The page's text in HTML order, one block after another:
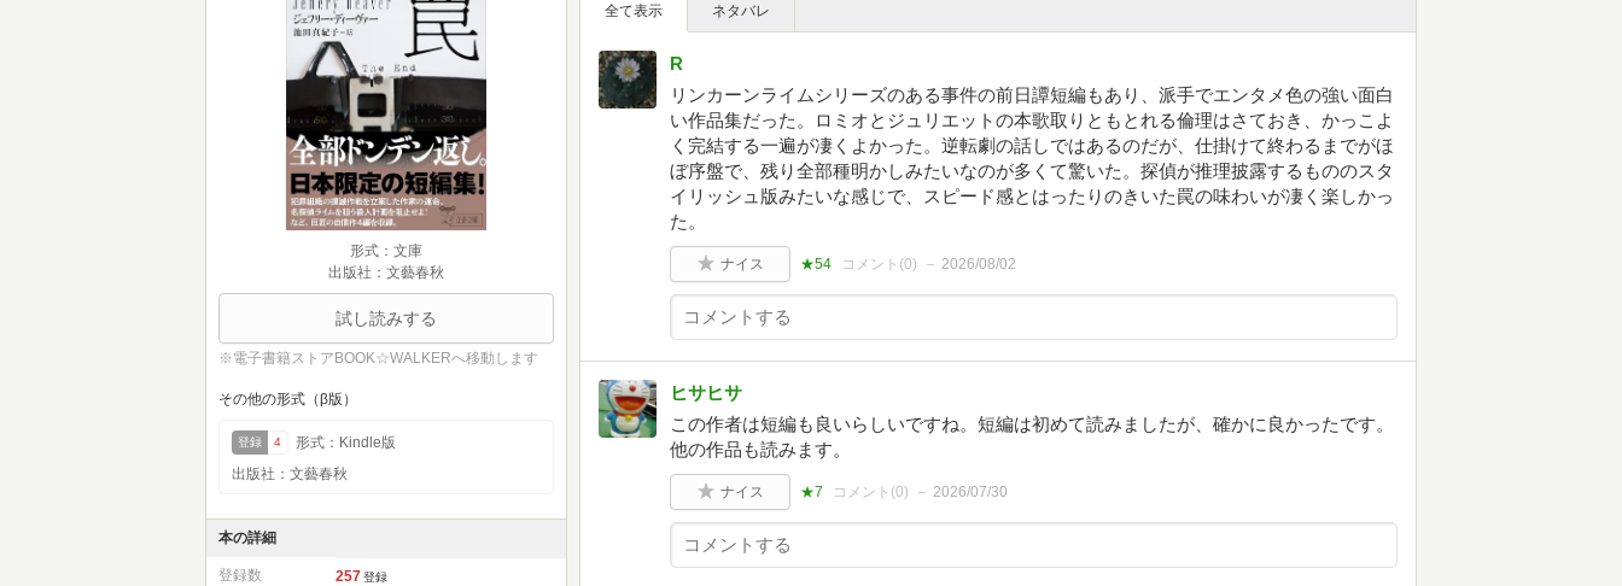
形式：文庫
出版社：文藝春秋
試し読みする
※電子書籍ストアBOOK☆WALKERへ移動します
その他の形式（β版）
登録 4
形式：Kindle版
出版社：文藝春秋
本の詳細
登録数 257 登録
全て表示 ネタバレ
R
リンカーンライムシリーズのある事件の前日譚短編もあり、派手でエンタメ色の強い面白
い作品集だった。ロミオとジュリエットの本歌取りともとれる倫理はさておき、かっこよ
く完結する一遍が凄くよかった。逆転劇の話しではあるのだが、仕掛けて終わるまでがほ
ぼ序盤で、残り全部種明かしみたいなのが多くて驚いた。探偵が推理披露するもののスタ
イリッシュ版みたいな感じで、スピード感とはったりのきいた罠の味わいが凄く楽しかっ
た。
ナイス ★54 コメント(0) 2026/08/02
ヒサヒサ
この作者は短編も良いらしいですね。短編は初めて読みましたが、確かに良かったです。
他の作品も読みます。
ナイス ★7 コメント(0) 2026/07/30